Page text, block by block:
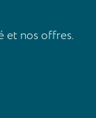
et nos offres.